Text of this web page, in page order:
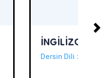
İNGİLİZCE
Dersin Dili :